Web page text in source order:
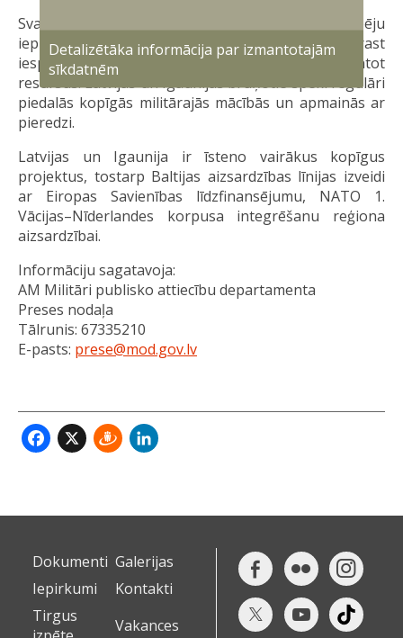
Svarīga sadarbības daļa ir arī nacionālo spēju
iepirkumu projektu saskaņošana, kas ļauj rast
iespējas kopīgiem iepirkumiem un efektīvāk izmantot
resursus. Latvijas un Igaunijas bruņotie spēki regulāri
piedalās kopīgās militārajās mācībās un apmainās ar
pieredzi.
Latvijas un Igaunija ir īsteno vairākus kopīgus
projektus, tostarp Baltijas aizsardzības līnijas izveidi
ar Eiropas Savienības līdzfinansējumu, NATO 1.
Vācijas–Nīderlandes korpusa integrēšanu reģiona
aizsardzībai.
Informāciju sagatavoja:
AM Militāri publisko attiecību departamenta
Preses nodaļa
Tālrunis: 67335210
E-pasts: prese@mod.gov.lv
Facebook
X Draugiem
Dokumenti Galerijas
Iepirkumi
Kontakti
Tirgus
Vakances
Detalizētāka informācija par izmantotajām
sīkdatnēm